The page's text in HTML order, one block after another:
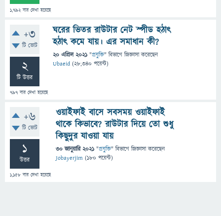
1,792বার দেখা হয়েছে
+3
টি ভোট
2
টি উত্তর
797 বার দেখা হয়েছে
ঘরের ভিতর রাউটার নেট স্পীড হঠাৎ
হঠাৎ কমে যায়। এর সমাধান কী?
20 এপ্রিল 2021 "প্রযুক্তি" বিভাগে জিজ্ঞাসাকরেছেন
Ubaeid (28,340 পয়েন্ট)
+6
টি ভোট
1
উত্তর
1,158 বার দেখা হয়েছে
ওয়াইফাই বাসে সবসময় ওয়াইফাই
থাকে কিভাবে? রাউটার দিয়ে তো শুধু
কিছুদুর যাওয়া যায়
30 জানুয়ারি 2021 "প্রযুক্তি" বিভাগে জিজ্ঞাসাকরেছেন
Jobayerjim (180 পয়েন্ট)